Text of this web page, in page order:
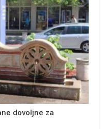
dovoljne za